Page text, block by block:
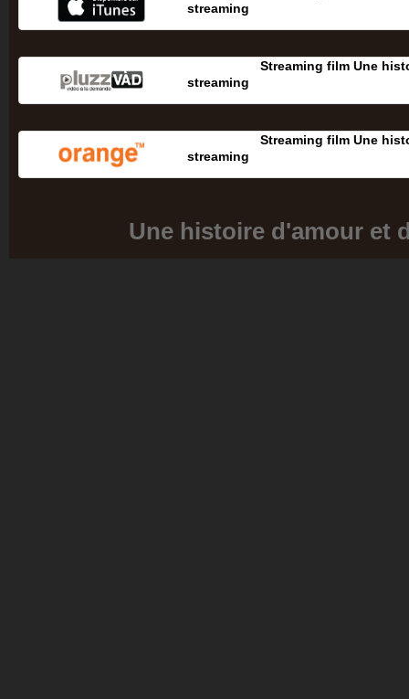
streaming
Streaming film Une
streaming
Streaming film Une
streaming
Une histoire d'amour et